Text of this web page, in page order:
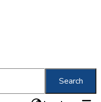
Search